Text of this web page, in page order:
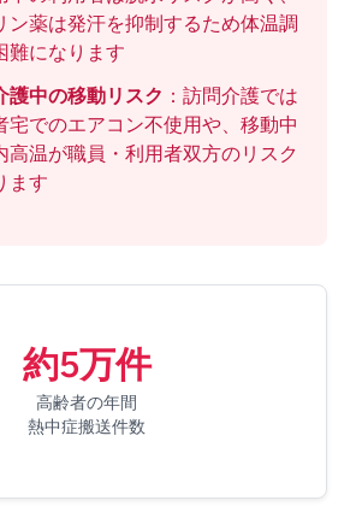
ン薬は発汗を抑制するため体温調
難になります
護中の移動リスク ：訪問介護では
宅でのエアコン不使用や、移動中
高温が職員・利用者双方のリスク
ます
約5万件
高齢者の年間
熱中症搬送件数